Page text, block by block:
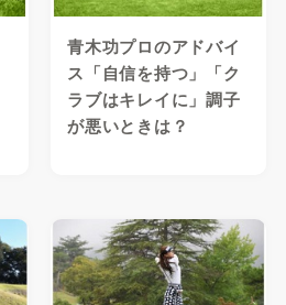
青木功プロのアドバイ
ス「自信を持つ」「ク
ラブはキレイに」調子
が悪いときは？